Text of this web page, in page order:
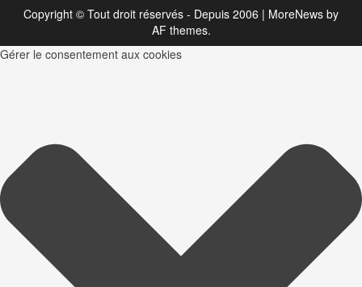
Copyright © Tout droit réservés - Depuis 2006 | MoreNews by
AF themes.
Gérer le consentement aux cookies